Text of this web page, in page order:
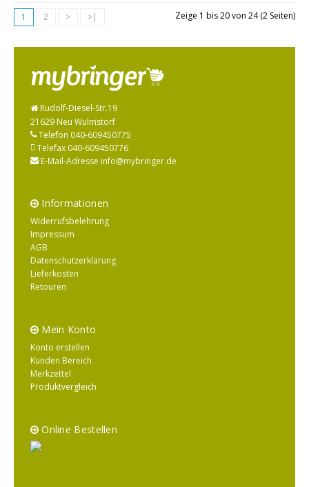
1 2 > >| Zeige 1 bis 20 von 24 (2 Seiten)
Rudolf-Diesel-Str.19
21629 Neu Wulmstorf
Telefon 040-609450775
Telefax 040-609450776
E-Mail-Adresse info@mybringer.de
Informationen
Widerrufsbelehrung
Impressum
AGB
Datenschutzerklärung
Lieferkosten
Retouren
Mein Konto
Konto erstellen
Kunden Bereich
Merkzettel
Produktvergleich
Online Bestellen